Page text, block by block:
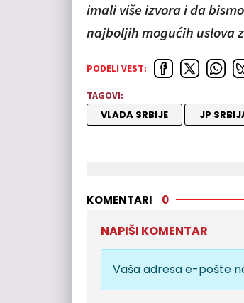
imali više izvora i da
najboljih mogućih uslova
PODELI VEST:
TAGOVI:
VLADA SRBIJE JP
KOMENTARI 0
NAPIŠI KOMENTAR
Vaša adresa e-pošte